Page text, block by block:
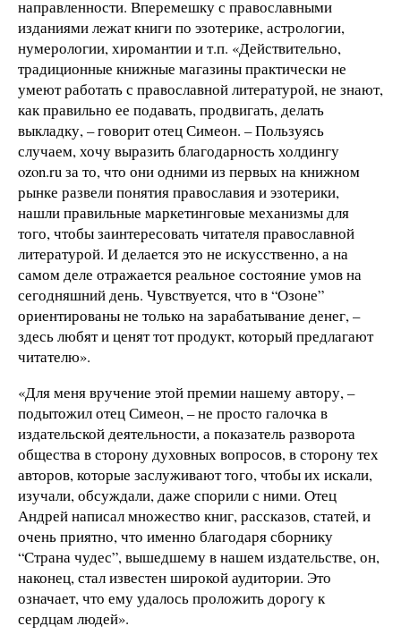
направленности. Вперемешку с православными
изданиями лежат книги по эзотерике, астрологии,
нумерологии, хиромантии и т.п. «Действительно,
традиционные книжные магазины практически не
умеют работать с православной литературой, не знают,
как правильно ее подавать, продвигать, делать
выкладку, – говорит отец Симеон. – Пользуясь
случаем, хочу выразить благодарность холдингу
ozon.ru за то, что они одними из первых на книжном
рынке развели понятия православия и эзотерики,
нашли правильные маркетинговые механизмы для
того, чтобы заинтересовать читателя православной
литературой. И делается это не искусственно, а на
самом деле отражается реальное состояние умов на
сегодняшний день. Чувствуется, что в “Озоне”
ориентированы не только на зарабатывание денег, –
здесь любят и ценят тот продукт, который предлагают
читателю».
«Для меня вручение этой премии нашему автору, –
подытожил отец Симеон, – не просто галочка в
издательской деятельности, а показатель разворота
общества в сторону духовных вопросов, в сторону тех
авторов, которые заслуживают того, чтобы их искали,
изучали, обсуждали, даже спорили с ними. Отец
Андрей написал множество книг, рассказов, статей, и
очень приятно, что именно благодаря сборнику
“Страна чудес”, вышедшему в нашем издательстве, он,
наконец, стал известен широкой аудитории. Это
означает, что ему удалось проложить дорогу к
сердцам людей».